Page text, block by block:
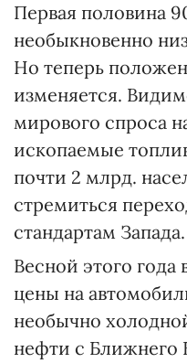
Первая половина
необыкновенно
Но теперь
изменяется.
мирового спроса
ископаемые
почти 2 млрд.
стремиться
стандартам Запада.
Весной этого
цены на
необычно
нефти с Ближнего